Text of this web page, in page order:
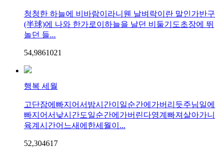
청청한 하늘에 비바람이라니웬 날벼락이란 말인가반구
(半球)에 나와 한가로이하늘을 날던 비둘기도초장에 뛰
놀던 들...
54,9861021
행복 세월
고단잠에빠지어서밤시간이일순간에가버리듯주님일에
빠지어서낮시간도일순간에가버린다영계빠져살아가니
육계시간어느새에한세월이...
52,304617